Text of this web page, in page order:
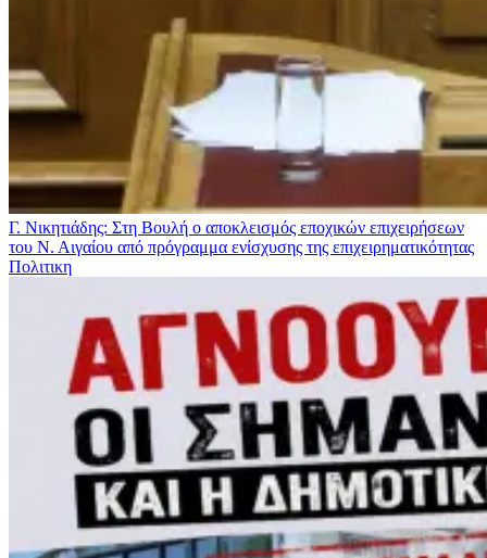
Γ. Νικητιάδης: Στη Βουλή ο αποκλεισμός εποχικών επιχειρήσεων
του Ν. Αιγαίου από πρόγραμμα ενίσχυσης της επιχειρηματικότητας
Πολιτικη